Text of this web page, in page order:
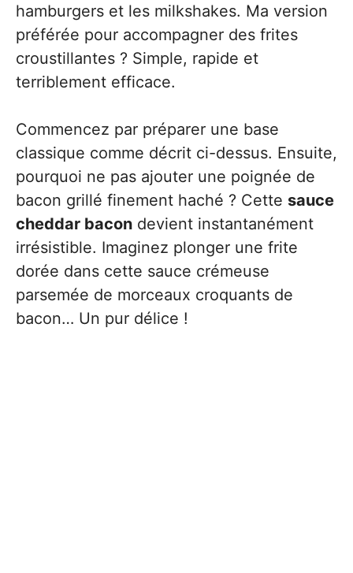
hamburgers et les milkshakes. Ma version
préférée pour accompagner des frites
croustillantes ? Simple, rapide et
terriblement efficace.
Commencez par préparer une base
classique comme décrit ci-dessus. Ensuite,
pourquoi ne pas ajouter une poignée de
bacon grillé finement haché ? Cette sauce
cheddar bacon devient instantanément
irrésistible. Imaginez plonger une frite
dorée dans cette sauce crémeuse
parsemée de morceaux croquants de
bacon… Un pur délice !